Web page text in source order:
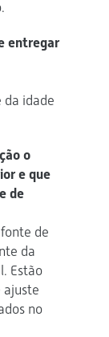
entregar
da idade
o
e que
de
de
da
Estão
ajuste
no